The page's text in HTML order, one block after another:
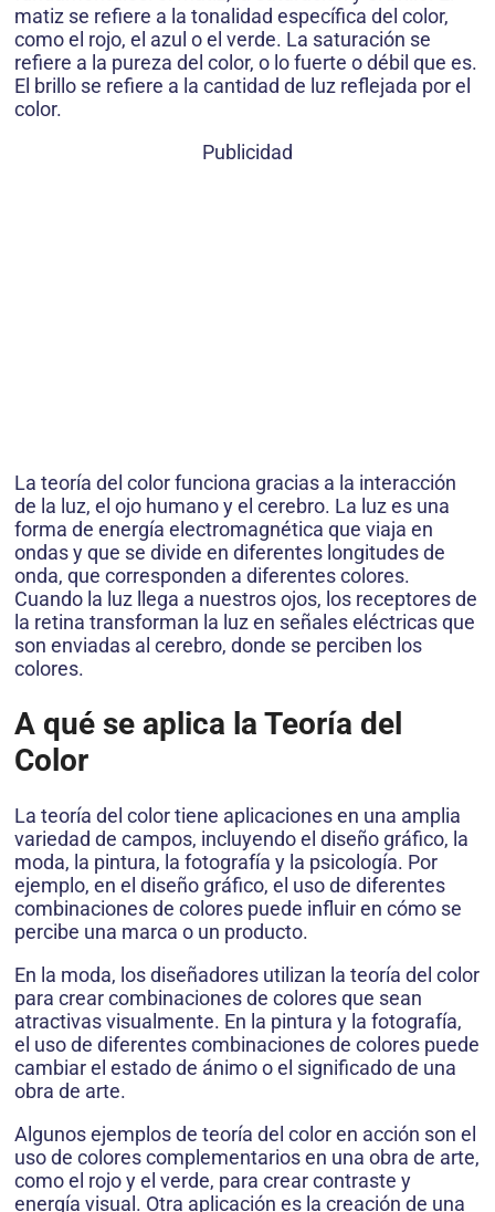
matiz se refiere a la tonalidad específica del color,
como el rojo, el azul o el verde. La saturación se
refiere a la pureza del color, o lo fuerte o débil que es.
El brillo se refiere a la cantidad de luz reflejada por el
color.
Publicidad
La teoría del color funciona gracias a la interacción
de la luz, el ojo humano y el cerebro. La luz es una
forma de energía electromagnética que viaja en
ondas y que se divide en diferentes longitudes de
onda, que corresponden a diferentes colores.
Cuando la luz llega a nuestros ojos, los receptores de
la retina transforman la luz en señales eléctricas que
son enviadas al cerebro, donde se perciben los
colores.
A qué se aplica la Teoría del
Color
La teoría del color tiene aplicaciones en una amplia
variedad de campos, incluyendo el diseño gráfico, la
moda, la pintura, la fotografía y la psicología. Por
ejemplo, en el diseño gráfico, el uso de diferentes
combinaciones de colores puede influir en cómo se
percibe una marca o un producto.
En la moda, los diseñadores utilizan la teoría del color
para crear combinaciones de colores que sean
atractivas visualmente. En la pintura y la fotografía,
el uso de diferentes combinaciones de colores puede
cambiar el estado de ánimo o el significado de una
obra de arte.
Algunos ejemplos de teoría del color en acción son el
uso de colores complementarios en una obra de arte,
como el rojo y el verde, para crear contraste y
energía visual. Otra aplicación es la creación de una